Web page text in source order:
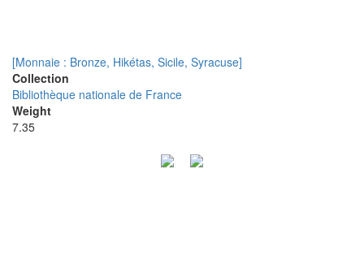
[Monnaie : Bronze, Hikétas, Sicile, Syracuse]
Collection
Bibliothèque nationale de France
Weight
7.35